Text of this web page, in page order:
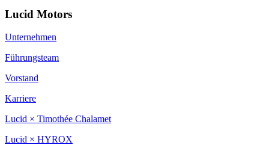
Lucid Motors
Unternehmen
Führungsteam
Vorstand
Karriere
Lucid × Timothée Chalamet
Lucid × HYROX